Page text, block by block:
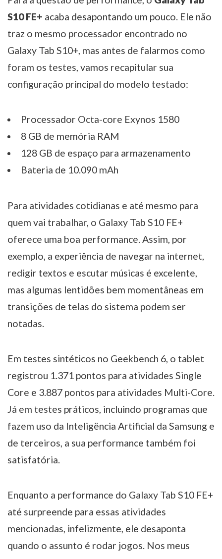
S10 FE+ acaba desapontando um pouco. Ele não
traz o mesmo processador encontrado no
Galaxy Tab S10+, mas antes de falarmos como
foram os testes, vamos recapitular sua
configuração principal do modelo testado:
Processador Octa-core Exynos 1580
8 GB de memória RAM
128 GB de espaço para armazenamento
Bateria de 10.090 mAh
Para atividades cotidianas e até mesmo para
quem vai trabalhar, o Galaxy Tab S10 FE+
oferece uma boa performance. Assim, por
exemplo, a experiência de navegar na internet,
redigir textos e escutar músicas é excelente,
mas algumas lentidões bem momentâneas em
transições de telas do sistema podem ser
notadas.
Em testes sintéticos no Geekbench 6, o tablet
registrou 1.371 pontos para atividades Single
Core e 3.887 pontos para atividades Multi-Core.
Já em testes práticos, incluindo programas que
fazem uso da Inteligëncia Artificial da Samsung e
de terceiros, a sua performance também foi
satisfatória.
Enquanto a performance do Galaxy Tab S10 FE+
até surpreende para essas atividades
mencionadas, infelizmente, ele desaponta
quando o assunto é rodar jogos. Nos meus